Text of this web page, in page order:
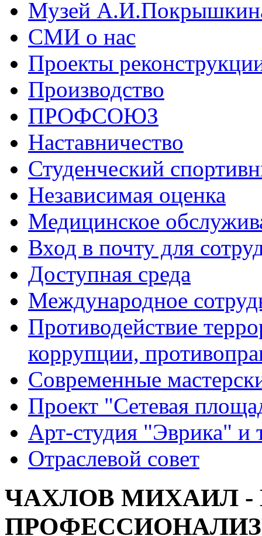
Музей
СМИ о нас
Проекты
Производство
ПРОФСОЮЗ
Наставничество
Студенческий
Независимая оценка
Медицинское
Вход в почту для
Доступная среда
Международное
Противодействие
коррупции,
Современные
Проект "Сетевая
Арт-студия "Эврика" и
Отраслевой совет
ЧАХЛОВ МИХАИЛ -